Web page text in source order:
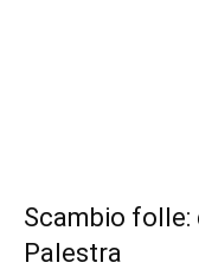
Scambio folle:
Palestra